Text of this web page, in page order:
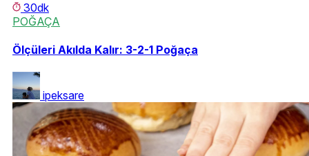
30dk
POĞAÇA
Ölçüleri Akılda Kalır: 3-2-1 Poğaça
ipeksare